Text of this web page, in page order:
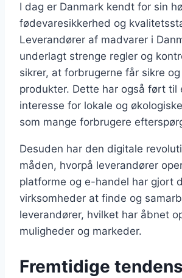
I dag er Danmark kendt for sin
fødevaresikkerhed og
Leverandører af madvarer i
underlagt strenge regler og
sikrer, at forbrugerne får sikre
produkter. Dette har også ført til
interesse for lokale og
som mange forbrugere
Desuden har den digitale
måden, hvorpå leverandører
platforme og e-handel har gjort
virksomheder at finde og
leverandører, hvilket har åbnet
muligheder og markeder.
Fremtidige